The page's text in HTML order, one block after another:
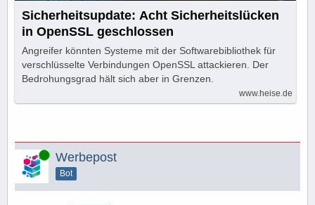
Sicherheitsupdate: Acht Sicherheitslücken
in OpenSSL geschlossen
Angreifer könnten Systeme mit der Softwarebibliothek für
verschlüsselte Verbindungen OpenSSL attackieren. Der
Bedrohungsgrad hält sich aber in Grenzen.
www.heise.de
Online Werbepost
Bot